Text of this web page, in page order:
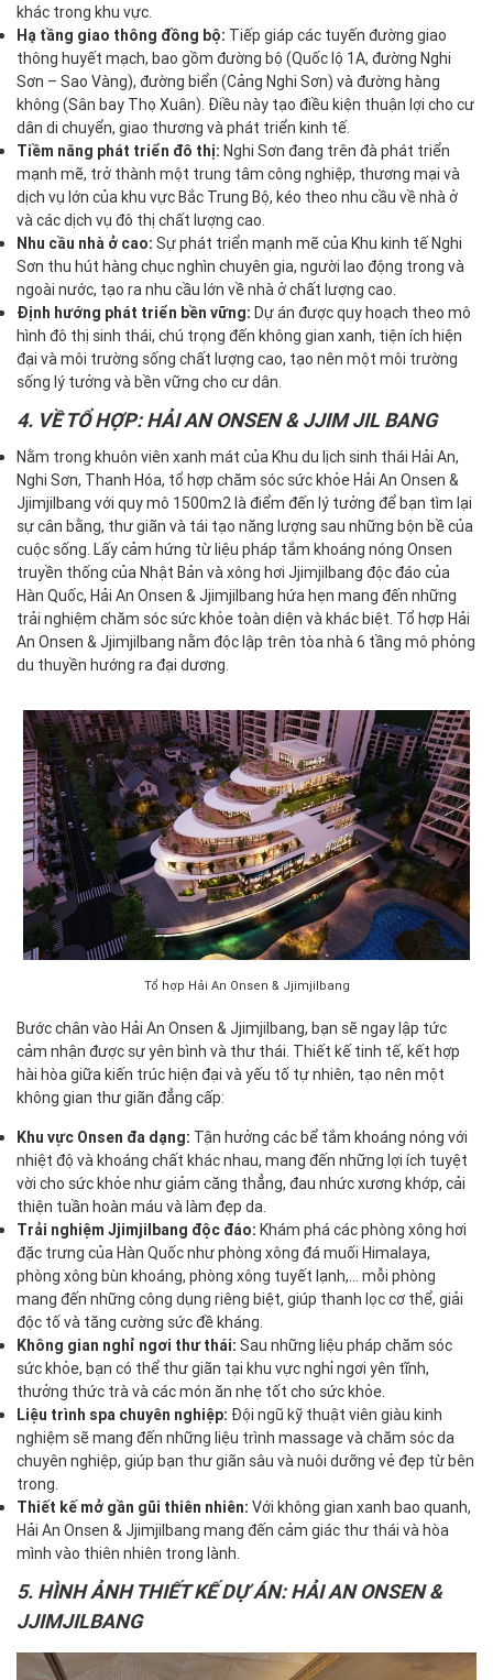
khác trong khu vực.
Hạ tầng giao thông đồng bộ: Tiếp giáp các tuyến đường giao
thông huyết mạch, bao gồm đường bộ (Quốc lộ 1A, đường Nghi
Sơn – Sao Vàng), đường biển (Cảng Nghi Sơn) và đường hàng
không (Sân bay Thọ Xuân). Điều này tạo điều kiện thuận lợi cho cư
dân di chuyển, giao thương và phát triển kinh tế.
Tiềm năng phát triển đô thị: Nghi Sơn đang trên đà phát triển
mạnh mẽ, trở thành một trung tâm công nghiệp, thương mại và
dịch vụ lớn của khu vực Bắc Trung Bộ, kéo theo nhu cầu về nhà ở
và các dịch vụ đô thị chất lượng cao.
Nhu cầu nhà ở cao: Sự phát triển mạnh mẽ của Khu kinh tế Nghi
Sơn thu hút hàng chục nghìn chuyên gia, người lao động trong và
ngoài nước, tạo ra nhu cầu lớn về nhà ở chất lượng cao.
Định hướng phát triển bền vững: Dự án được quy hoạch theo mô
hình đô thị sinh thái, chú trọng đến không gian xanh, tiện ích hiện
đại và môi trường sống chất lượng cao, tạo nên một môi trường
sống lý tưởng và bền vững cho cư dân.
4. VỀ TỔ HỢP: HẢI AN ONSEN & JJIM JIL BANG
Nằm trong khuôn viên xanh mát của Khu du lịch sinh thái Hải An,
Nghi Sơn, Thanh Hóa, tổ hợp chăm sóc sức khỏe Hải An Onsen &
Jjimjilbang với quy mô 1500m2 là điểm đến lý tưởng để bạn tìm lại
sự cân bằng, thư giãn và tái tạo năng lượng sau những bộn bề của
cuộc sống. Lấy cảm hứng từ liệu pháp tắm khoáng nóng Onsen
truyền thống của Nhật Bản và xông hơi Jjimjilbang độc đáo của
Hàn Quốc, Hải An Onsen & Jjimjilbang hứa hẹn mang đến những
trải nghiệm chăm sóc sức khỏe toàn diện và khác biệt. Tổ hợp Hải
An Onsen & Jjimjilbang nằm độc lập trên tòa nhà 6 tầng mô phỏng
du thuyền hướng ra đại dương.
Tổ hợp Hải An Onsen & Jjimjilbang
Bước chân vào Hải An Onsen & Jjimjilbang, bạn sẽ ngay lập tức
cảm nhận được sự yên bình và thư thái. Thiết kế tinh tế, kết hợp
hài hòa giữa kiến trúc hiện đại và yếu tố tự nhiên, tạo nên một
không gian thư giãn đẳng cấp:
Khu vực Onsen đa dạng: Tận hưởng các bể tắm khoáng nóng với
nhiệt độ và khoáng chất khác nhau, mang đến những lợi ích tuyệt
vời cho sức khỏe như giảm căng thẳng, đau nhức xương khớp, cải
thiện tuần hoàn máu và làm đẹp da.
Trải nghiệm Jjimjilbang độc đáo: Khám phá các phòng xông hơi
đặc trưng của Hàn Quốc như phòng xông đá muối Himalaya,
phòng xông bùn khoáng, phòng xông tuyết lạnh,… mỗi phòng
mang đến những công dụng riêng biệt, giúp thanh lọc cơ thể, giải
độc tố và tăng cường sức đề kháng.
Không gian nghỉ ngơi thư thái: Sau những liệu pháp chăm sóc
sức khỏe, bạn có thể thư giãn tại khu vực nghỉ ngơi yên tĩnh,
thưởng thức trà và các món ăn nhẹ tốt cho sức khỏe.
Liệu trình spa chuyên nghiệp: Đội ngũ kỹ thuật viên giàu kinh
nghiệm sẽ mang đến những liệu trình massage và chăm sóc da
chuyên nghiệp, giúp bạn thư giãn sâu và nuôi dưỡng vẻ đẹp từ bên
trong.
Thiết kế mở gần gũi thiên nhiên: Với không gian xanh bao quanh,
Hải An Onsen & Jjimjilbang mang đến cảm giác thư thái và hòa
mình vào thiên nhiên trong lành.
5. HÌNH ẢNH THIẾT KẾ DỰ ÁN: HẢI AN ONSEN &
JJIMJILBANG